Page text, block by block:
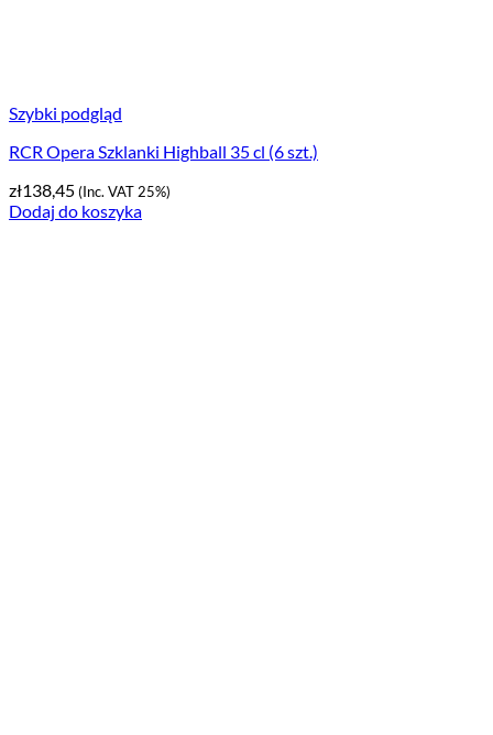
Szybki podgląd
RCR Opera Szklanki Highball 35 cl (6 szt.)
zł138,45(Inc. VAT 25%)
Dodaj do koszyka